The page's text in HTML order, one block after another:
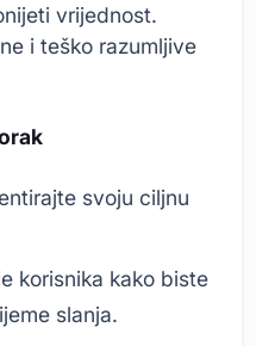
vrijednost.
i teško razumljive
svoju ciljnu
korisnika kako biste
slanja.